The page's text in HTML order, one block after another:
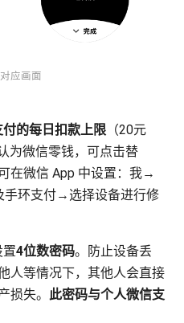
应画面
的每日扣款上限 （20元
认为微信零钱，可点击替
在微信 App 中设置：我→
手环支付→选择设备进行修
置4位数密码。防止设备丢
人等情况下，其他人会直接
损失。 此密码与个人微信支